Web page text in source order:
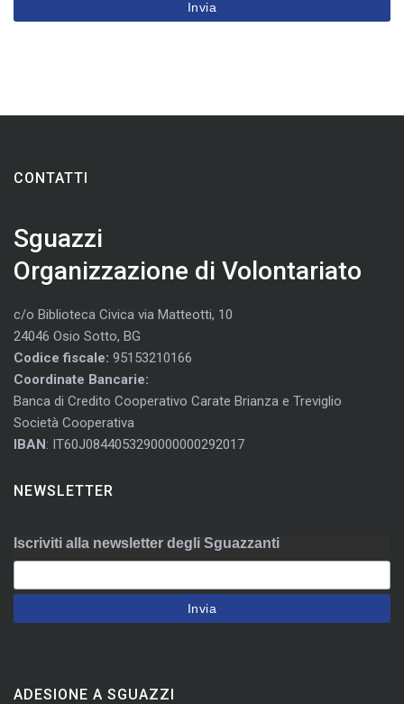
CONTATTI
Sguazzi
Organizzazione di Volontariato
c/o Biblioteca Civica via Matteotti, 10
24046 Osio Sotto, BG
Codice fiscale: 95153210166
Coordinate Bancarie:
Banca di Credito Cooperativo Carate Brianza e Treviglio
Società Cooperativa
IBAN: IT60J0844053290000000292017
NEWSLETTER
Iscriviti alla newsletter degli Sguazzanti
ADESIONE A SGUAZZI